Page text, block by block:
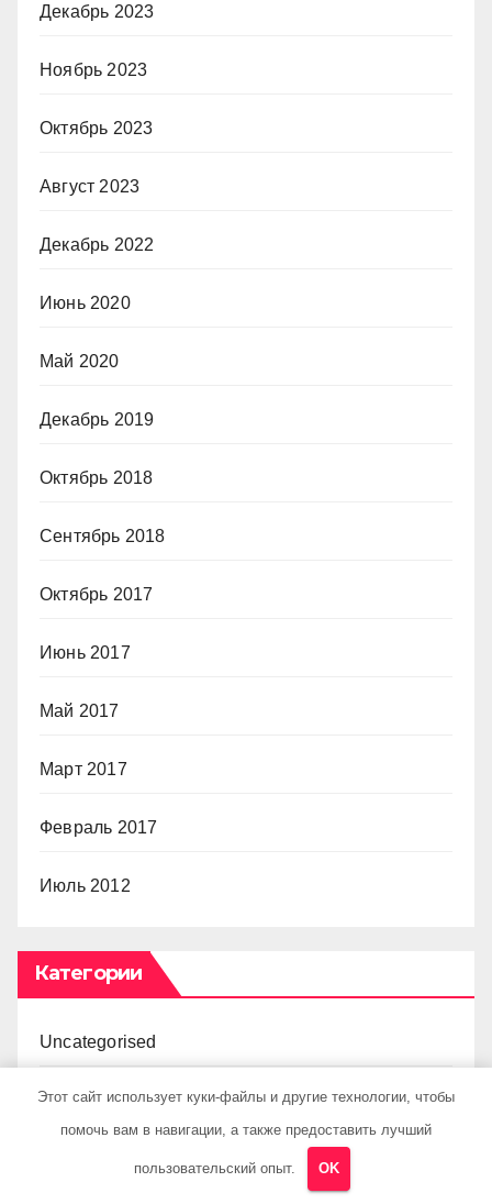
Декабрь 2023
Ноябрь 2023
Октябрь 2023
Август 2023
Декабрь 2022
Июнь 2020
Май 2020
Декабрь 2019
Октябрь 2018
Сентябрь 2018
Октябрь 2017
Июнь 2017
Май 2017
Март 2017
Февраль 2017
Июль 2012
Категории
Uncategorised
Бизнес советник
Этот сайт использует куки-файлы и другие технологии, чтобы
помочь вам в навигации, а также предоставить лучший
пользовательский опыт. OK